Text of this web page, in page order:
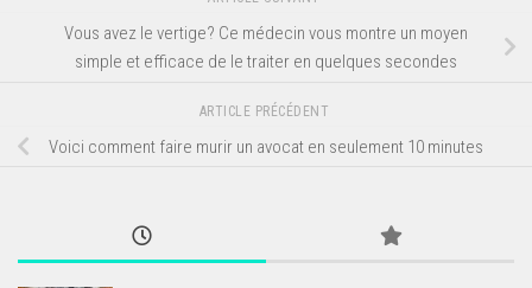
Vous avez le vertige? Ce médecin vous montre un moyen
simple et efficace de le traiter en quelques secondes
ARTICLE PRÉCÉDENT
Voici comment faire murir un avocat en seulement 10 minutes